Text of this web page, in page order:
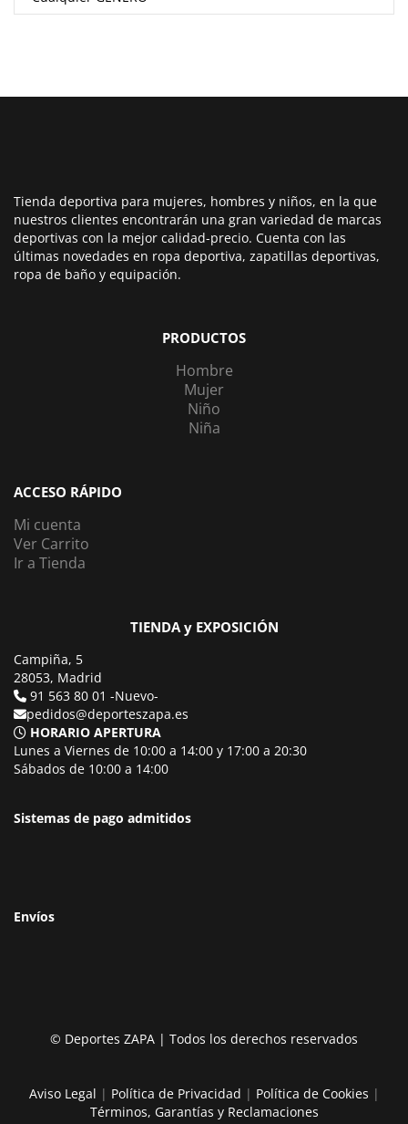
Tienda deportiva para mujeres, hombres y niños, en la que
nuestros clientes encontrarán una gran variedad de marcas
deportivas con la mejor calidad-precio. Cuenta con las
últimas novedades en ropa deportiva, zapatillas deportivas,
ropa de baño y equipación.
PRODUCTOS
Hombre
Mujer
Niño
Niña
ACCESO RÁPIDO
Mi cuenta
Ver Carrito
Ir a Tienda
TIENDA y EXPOSICIÓN
Campiña, 5
28053, Madrid
91 563 80 01 -Nuevo-
pedidos@deporteszapa.es
HORARIO APERTURA
Lunes a Viernes de 10:00 a 14:00 y 17:00 a 20:30
Sábados de 10:00 a 14:00
Sistemas de pago admitidos
Envíos
© Deportes ZAPA | Todos los derechos reservados
Aviso Legal | Política de Privacidad | Política de Cookies |
Términos, Garantías y Reclamaciones